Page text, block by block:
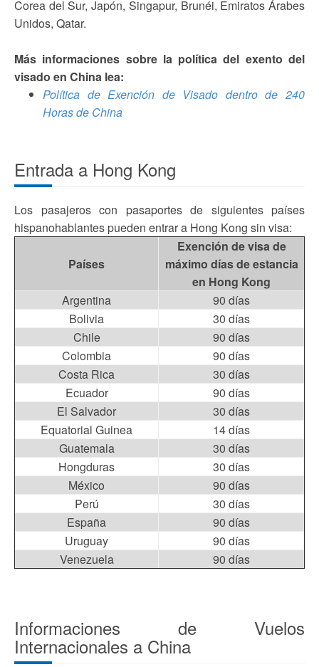
Corea del Sur, Japón, Singapur, Brunéi, Emiratos Árabes
Unidos, Qatar.
Más informaciones sobre la política del exento del
visado en China lea:
Política de Exención de Visado dentro de 240
Horas de China
Entrada a Hong Kong
Los pasajeros con pasaportes de siguientes países
hispanohablantes pueden entrar a Hong Kong sin visa:
Países
Exención de visa de
máximo días de estancia
en Hong Kong
Argentina
90 días
Bolivia
30 días
Chile
90 días
Colombia
90 días
Costa Rica
30 días
Ecuador
90 días
El Salvador
30 días
Equatorial Guinea
14 días
Guatemala
30 días
Hongduras
30 días
México
90 días
Perú
30 días
España
90 días
Uruguay
90 días
Venezuela
90 días
Informaciones de Vuelos
Internacionales a China